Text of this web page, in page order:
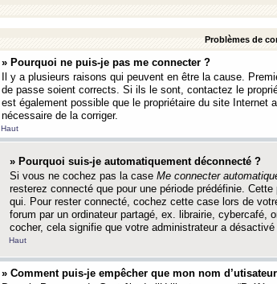
Problèmes de
» Pourquoi ne puis-je pas me connecter ?
Il y a plusieurs raisons qui peuvent en être la cause.
de passe soient corrects. Si ils le sont, contactez le
est également possible que le propriétaire du site Internet
nécessaire de la corriger.
Haut
» Pourquoi suis-je automatiquement déconnecté ?
Si vous ne cochez pas la case Me connecter
resterez connecté que pour une période prédéfinie.
qui. Pour rester connecté, cochez cette case lors de
forum par un ordinateur partagé, ex. librairie, cybercafé,
cocher, cela signifie que votre administrateur a
Haut
» Comment puis-je empêcher que mon nom